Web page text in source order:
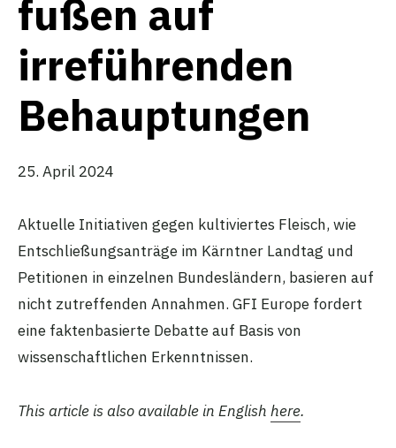
fußen auf
irreführenden
Behauptungen
25. April 2024
Aktuelle Initiativen gegen kultiviertes Fleisch, wie
Entschließungsanträge im Kärntner Landtag und
Petitionen in einzelnen Bundesländern, basieren auf
nicht zutreffenden Annahmen. GFI Europe fordert
eine faktenbasierte Debatte auf Basis von
wissenschaftlichen Erkenntnissen.
This article is also available in English here.